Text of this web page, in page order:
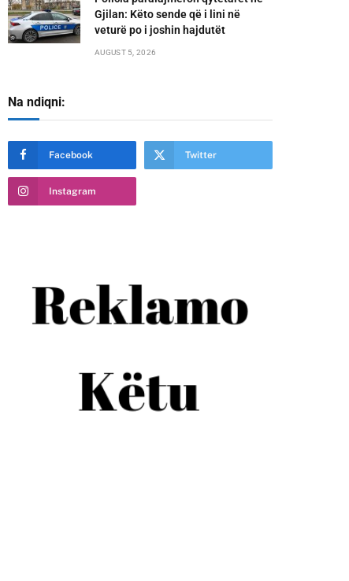
Gjilan: Këto sende që i lini në
veturë po i joshin hajdutët
AUGUST 5, 2026
Na ndiqni:
Facebook Twitter
Instagram